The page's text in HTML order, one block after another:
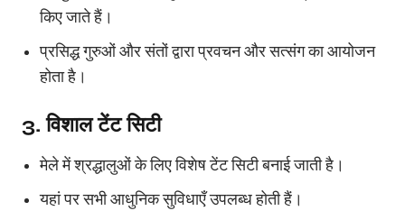
किए जाते हैं।
प्रसिद्ध गुरुओं और संतों द्वारा प्रवचन और सत्संग का आयोजन
होता है।
3. विशाल टेंट सिटी
मेले में श्रद्धालुओं के लिए विशेष टेंट सिटी बनाई जाती है।
यहां पर सभी आधुनिक सुविधाएँ उपलब्ध होती हैं।